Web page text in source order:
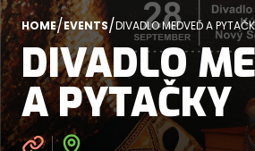
HOME/EVENTS/DIVADLO MEDVEĎ A
DIVADLO
A PYTAČKY